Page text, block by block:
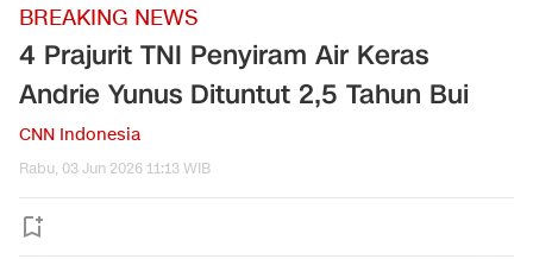
BREAKING NEWS
4 Prajurit TNI Penyiram Air Keras
Andrie Yunus Dituntut 2,5 Tahun Bui
CNN Indonesia
Rabu, 03 Jun 2026 11:13 WIB